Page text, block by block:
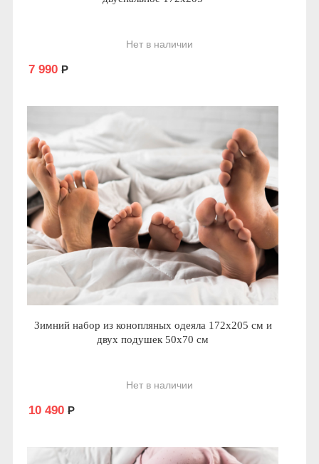
Нет в наличии
7 990 Р
Зимний набор из конопляных одеяла 172х205 см и
двух подушек 50х70 см
Нет в наличии
10 490 Р